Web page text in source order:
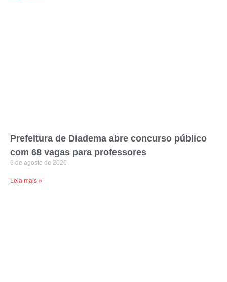
Prefeitura de Diadema abre concurso público
com 68 vagas para professores
6 de agosto de 2026
Leia mais »